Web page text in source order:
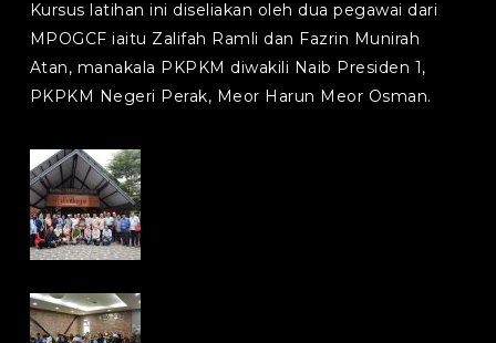
Kursus latihan ini diseliakan oleh dua pegawai dari
MPOGCF iaitu Zalifah Ramli dan Fazrin Munirah
Atan, manakala PKPKM diwakili Naib Presiden 1,
PKPKM Negeri Perak, Meor Harun Meor Osman.